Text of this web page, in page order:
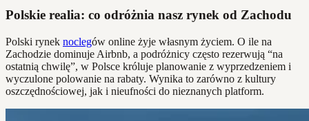
Polskie realia: co odróżnia nasz rynek od Zachodu
Polski rynek noclegów online żyje własnym życiem. O ile na
Zachodzie dominuje Airbnb, a podróżnicy często rezerwują “na
ostatnią chwilę”, w Polsce króluje planowanie z wyprzedzeniem i
wyczulone polowanie na rabaty. Wynika to zarówno z kultury
oszczędnościowej, jak i nieufności do nieznanych platform.